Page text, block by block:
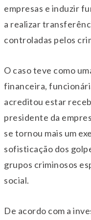
empresas e induzir
a realizar
controladas pelos
O caso teve como
financeira,
acreditou estar
presidente da
se tornou mais um
sofisticação dos
grupos criminosos
social.
De acordo com a